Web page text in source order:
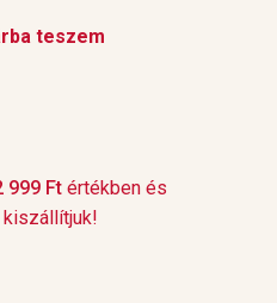
teszem
999 Ftértékben és